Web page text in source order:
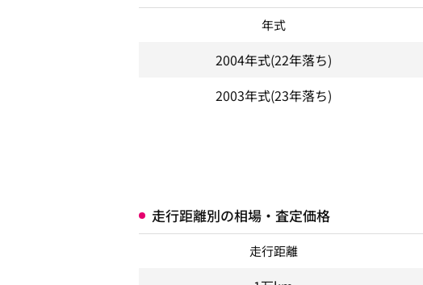
年式
2004年式(22年落ち)
2003年式(23年落ち)
走行距離別の相場・査定価格
走行距離